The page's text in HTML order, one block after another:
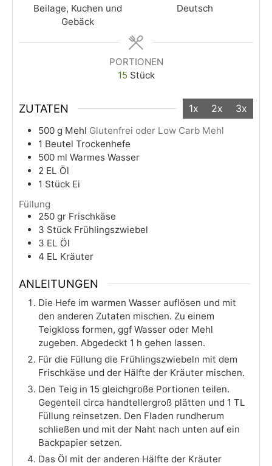
Beilage, Kuchen und
Gebäck
Deutsch
PORTIONEN
15 Stück
ZUTATEN 1x 2x 3x
500 g Mehl Glutenfrei oder Low Carb Mehl
1 Beutel Trockenhefe
500 ml Warmes Wasser
2 EL Öl
1 Stück Ei
Füllung
250 gr Frischkäse
3 Stück Frühlingszwiebel
3 EL Öl
4 EL Kräuter
ANLEITUNGEN
Die Hefe im warmen Wasser auflösen und mit
den anderen Zutaten mischen. Zu einem
Teigkloss formen, ggf Wasser oder Mehl
zugeben. Abgedeckt 1 h gehen lassen.
Für die Füllung die Frühlingszwiebeln mit dem
Frischkäse und der Hälfte der Kräuter mischen.
Den Teig in 15 gleichgroße Portionen teilen.
Gegenteil circa handtellergroß plätten und 1 TL
Füllung reinsetzen. Den Fladen rundherum
schließen und mit der Naht nach unten auf ein
Backpapier setzen.
Das Öl mit der anderen Hälfte der Kräuter